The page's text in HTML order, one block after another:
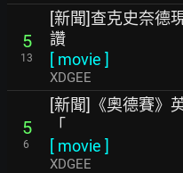
5
13
[新聞]查克史奈德
讚
[ movie ]
XDGEE
5
6
[新聞]《奧德賽》
「
[ movie ]
XDGEE